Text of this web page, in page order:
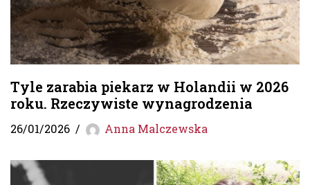
Tyle zarabia piekarz w Holandii w 2026
roku. Rzeczywiste wynagrodzenia
26/01/2026 Anna Malczewska